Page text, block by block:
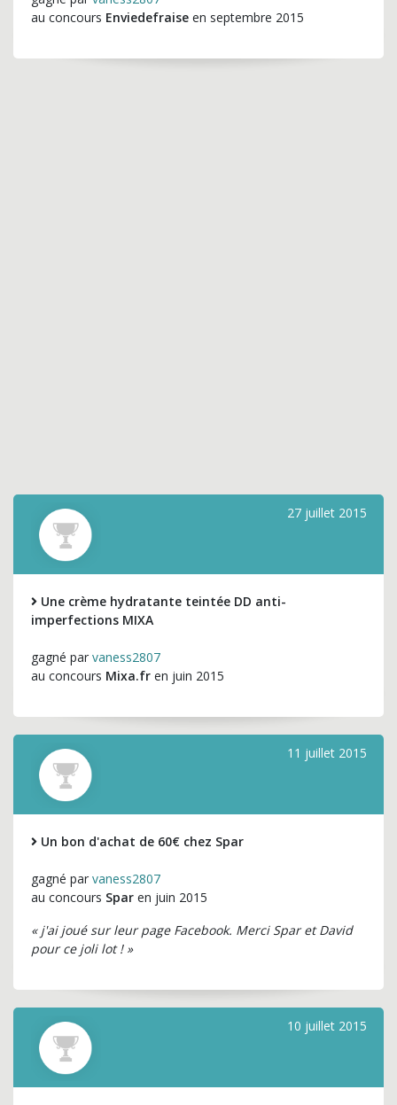
au concours Enviedefraise en septembre 2015
27 juillet 2015
Une crème hydratante teintée DD anti-
imperfections MIXA
gagné par vaness2807
au concours Mixa.fr en juin 2015
11 juillet 2015
Un bon d'achat de 60€ chez Spar
gagné par vaness2807
au concours Spar en juin 2015
« j'ai joué sur leur page Facebook. Merci Spar et David
pour ce joli lot ! »
10 juillet 2015